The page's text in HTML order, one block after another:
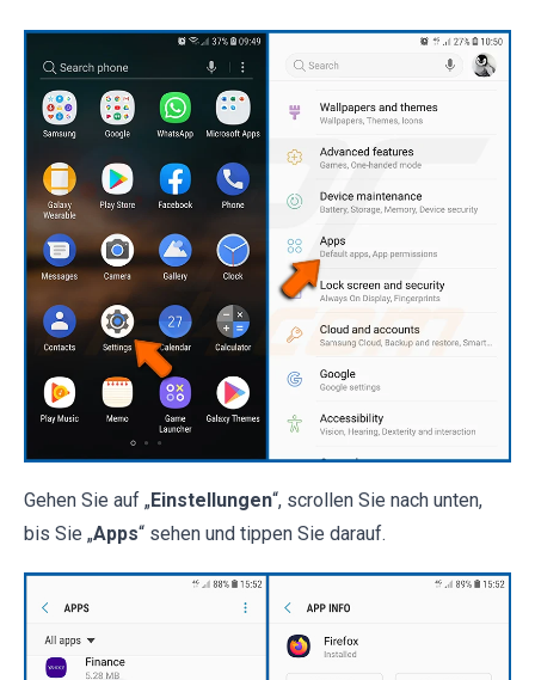
Gehen Sie auf „Einstellungen“, scrollen Sie nach unten,
bis Sie „Apps“ sehen und tippen Sie darauf.